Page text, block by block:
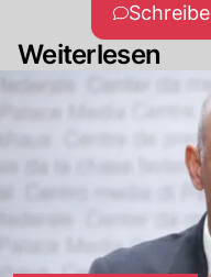
Weiterlesen